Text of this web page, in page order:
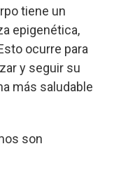
tiene un
epigenética,
ocurre para
y seguir su
más saludable
son